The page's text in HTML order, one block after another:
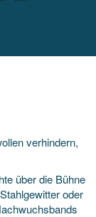
verhindern,
über die Bühne
oder